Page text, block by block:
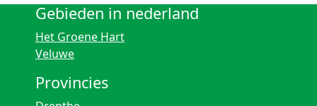
Gebieden in nederland
Het Groene Hart
Veluwe
Provincies